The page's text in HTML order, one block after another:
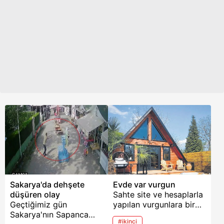
Sakarya'da dehşete
düşüren olay
Geçtiğimiz gün
Sakarya'nın Sapanca
Evde var vurgun
Sahte site ve hesaplarla
yapılan vurgunlara bir
yenisi eklendi. Sosyal
#ikinci